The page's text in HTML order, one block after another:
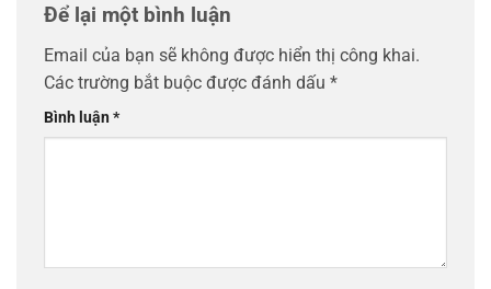
Để lại một bình luận
Email của bạn sẽ không được hiển thị công khai.
Các trường bắt buộc được đánh dấu *
Bình luận*